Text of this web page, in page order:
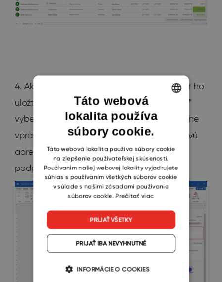
4. Ak chcete použiť doplnok Adobe, najskôr ho
uložte do „*.docx“. Potom na karte "Domov"
vyberte možnosť "Odoslať na podpis". V okne
vpravo zadajte do poľa "Príjemca" e-mailovú
adresu osoby, od ktorej chcete dokument
podpísať, a zadajte "Pokračovať".
ENGLISH
SLOVAK
Táto webová
lokalita používa
súbory cookie.
Táto webová lokalita používa súbory cookie
na zlepšenie používateľskej skúsenosti.
Používaním našej webovej lokality vyjadrujete
súhlas s používaním všetkých súborov cookie
v súlade s našimi zásadami používania
súborov cookie. Prečítať viac
PRIJAŤ VŠETKY
PRIJAŤ IBA NEVYHNUTNÉ
INFORMÁCIE O COOKIES